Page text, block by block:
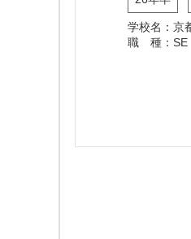
学校名：京
職 種：SE